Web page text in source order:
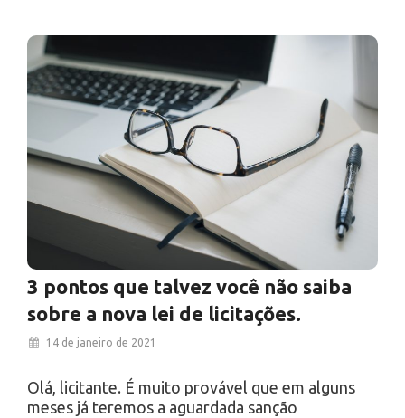
3 pontos que talvez você não saiba
sobre a nova lei de licitações.
14 de janeiro de 2021
Olá, licitante. É muito provável que em alguns
meses já teremos a aguardada sanção